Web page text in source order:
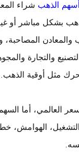
أسهم الذهب شراء
بشكل مباشر أو
والمعادن
والتجارة
مثل أوقية الذهب.
العالمي، أما
التشغيل، الهوامش،